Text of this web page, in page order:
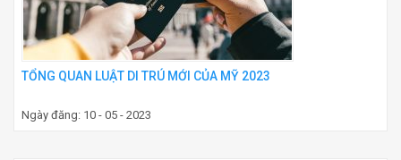
TỔNG QUAN LUẬT DI TRÚ MỚI CỦA MỸ 2023
Ngày đăng: 10 - 05 - 2023